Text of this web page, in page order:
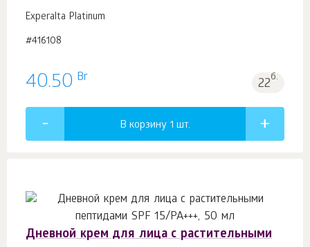
Experalta Platinum
#416108
40.50 Br 22б.
В корзину 1 шт.
Дневной крем для лица с растительными